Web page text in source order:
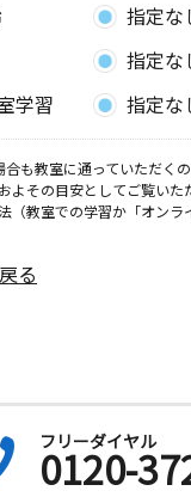
指定な
指定な
学習
指定な
も教室に通っていただくの
その目安としてご覧いた
教室での学習か「オンラ
る
フリーダイヤル
0120-